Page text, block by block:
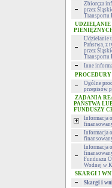
Zbiorcza
przez
Transportu
UDZIELANIE
Udzielanie
Państwa, z
przez
Transportu
Inne
Ogólne
przepisów
ZADANIA
PAŃSTWA
FUNDUSZY
Informacja
Informacja
Informacja
Funduszu
Wodnej w
SKARGI I
Skargi i